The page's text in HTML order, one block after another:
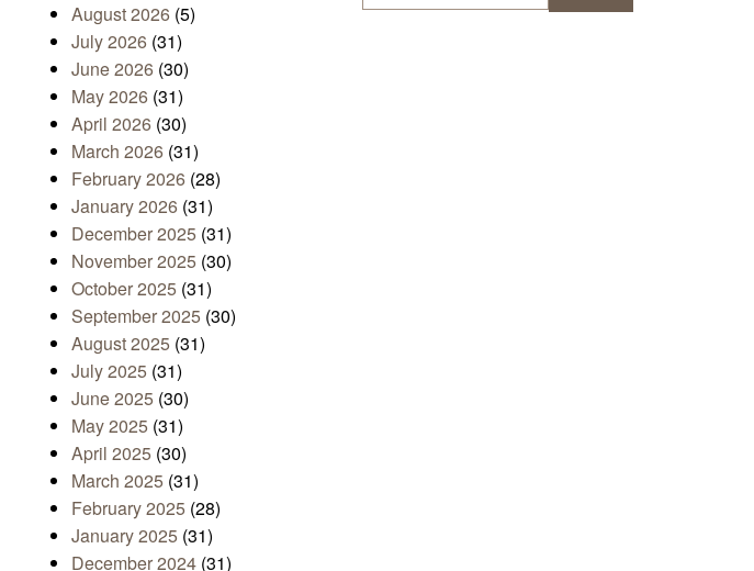
August 2026 (5)
July 2026 (31)
June 2026 (30)
May 2026 (31)
April 2026 (30)
March 2026 (31)
February 2026 (28)
January 2026 (31)
December 2025 (31)
November 2025 (30)
October 2025 (31)
September 2025 (30)
August 2025 (31)
July 2025 (31)
June 2025 (30)
May 2025 (31)
April 2025 (30)
March 2025 (31)
February 2025 (28)
January 2025 (31)
December 2024 (31)